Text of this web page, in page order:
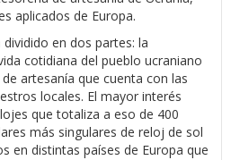
aplicados de Europa.
en dos partes: la
cotidiana del pueblo ucraniano
artesanía que cuenta con las
locales. El mayor interés
que totaliza a eso de 400
más singulares de reloj de sol
en distintas países de Europa que